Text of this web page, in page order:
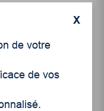
X
de votre
de vos